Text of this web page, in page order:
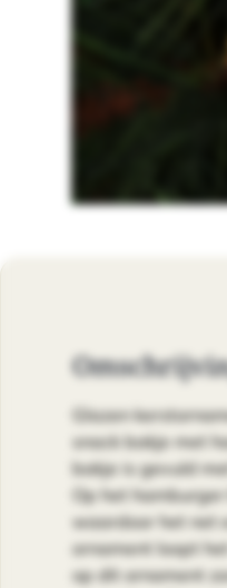
Glazen
snack bakje met
bakje is gevuld
Op het
waardoor het net
ornament loopt
op dit ornament